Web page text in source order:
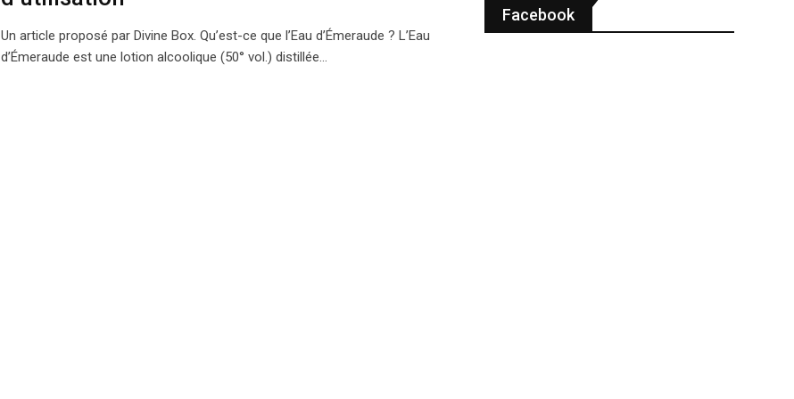
Un article proposé par Divine Box. Qu’est-ce que l’Eau d’Émeraude ? L’Eau
d’Émeraude est une lotion alcoolique (50° vol.) distillée…
Facebook